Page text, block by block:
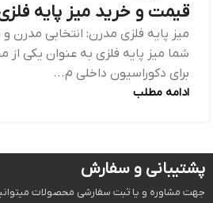
قیمت و خرید میز پایه
میز پایه فلزی مدرن: انتخابی مدرن و
شما میز پایه فلزی به عنوان یکی
برای دکوراسیون داخلی م...
ادامه مطلب
پشتیبانی و سفارش
جهت مشاوره و یا ثبت سفارشی محصولات